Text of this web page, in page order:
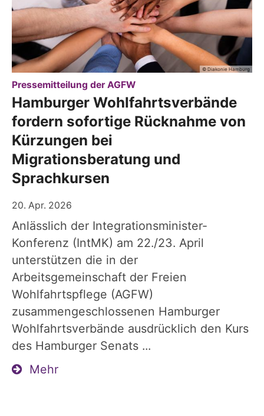
© Diakonie Hamburg
Pressemitteilung der AGFW:
Hamburger Wohlfahrtsverbände
fordern sofortige Rücknahme von
Kürzungen bei
Migrationsberatung und
Sprachkursen
20. Apr. 2026
Anlässlich der Integrationsminister-
Konferenz (IntMK) am 22./23. April
unterstützen die in der
Arbeitsgemeinschaft der Freien
Wohlfahrtspflege (AGFW)
zusammengeschlossenen Hamburger
Wohlfahrtsverbände ausdrücklich den Kurs
des Hamburger Senats ...
Mehr